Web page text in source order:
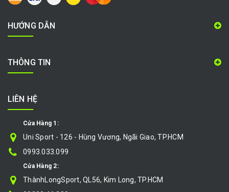
HƯỚNG DẪN
THÔNG TIN
LIÊN HỆ
Cửa Hàng 1:
Uni Sport - 126 - Hùng Vương, Ngãi Giao, TP.HCM
0993.033.099
Cửa Hàng 2:
ThànhLongSport, QL56, Kim Long, TP.HCM